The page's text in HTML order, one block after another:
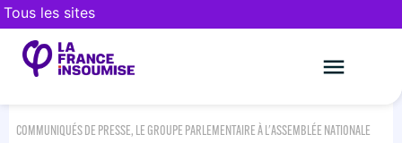
Tous les sites
COMMUNIQUÉS DE PRESSE, LE GROUPE PARLEMENTAIRE À L'ASSEMBLÉE NATIONALE